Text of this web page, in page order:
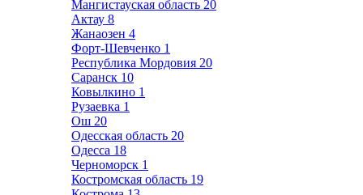
Мангистауская область 20
Актау 8
Жанаозен 4
Форт-Шевченко 1
Республика Мордовия 20
Саранск 10
Ковылкино 1
Рузаевка 1
Ош 20
Одесская область 20
Одесса 18
Черноморск 1
Костромская область 19